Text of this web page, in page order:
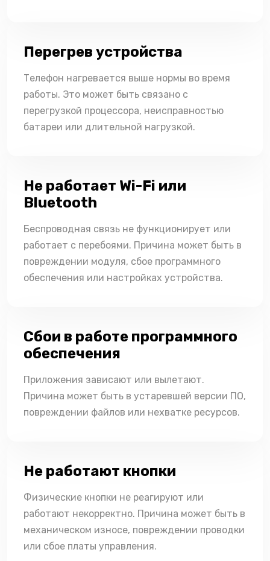
Перегрев устройства
Телефон нагревается выше нормы во время
работы. Это может быть связано с
перегрузкой процессора, неисправностью
батареи или длительной нагрузкой.
Не работает Wi-Fi или
Bluetooth
Беспроводная связь не функционирует или
работает с перебоями. Причина может быть в
повреждении модуля, сбое программного
обеспечения или настройках устройства.
Сбои в работе программного
обеспечения
Приложения зависают или вылетают.
Причина может быть в устаревшей версии ПО,
повреждении файлов или нехватке ресурсов.
Не работают кнопки
Физические кнопки не реагируют или
работают некорректно. Причина может быть в
механическом износе, повреждении проводки
или сбое платы управления.